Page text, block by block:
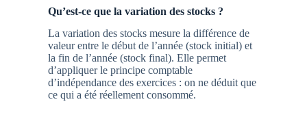
Qu’est-ce que la variation des stocks ?
La variation des stocks mesure la différence de
valeur entre le début de l’année (stock initial) et
la fin de l’année (stock final). Elle permet
d’appliquer le principe comptable
d’indépendance des exercices : on ne déduit que
ce qui a été réellement consommé.